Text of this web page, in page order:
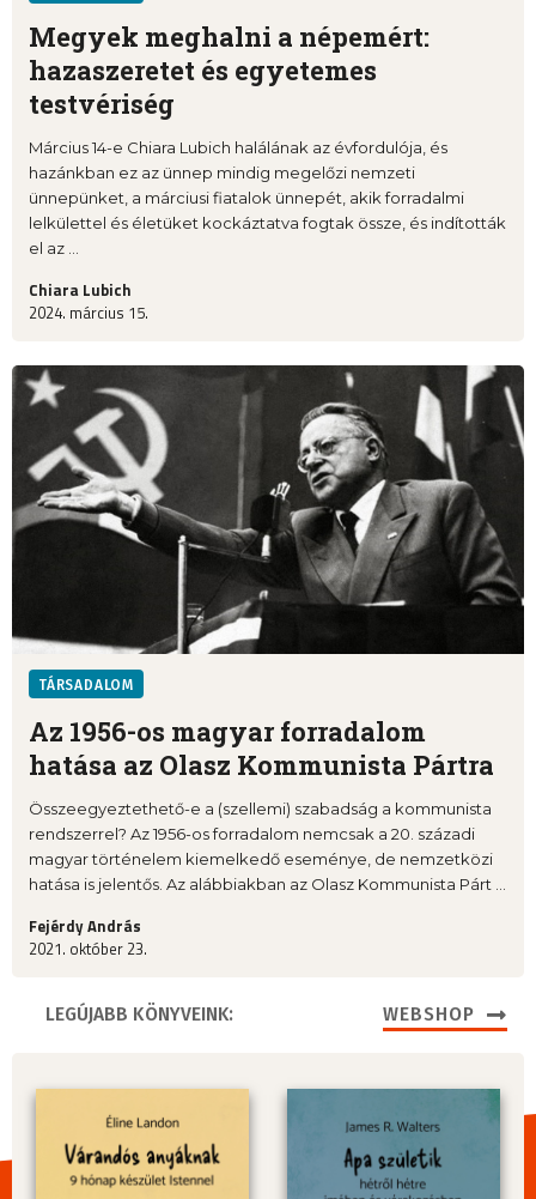
Megyek meghalni a népemért:
hazaszeretet és egyetemes
testvériség
Március 14-e Chiara Lubich halálának az évfordulója, és
hazánkban ez az ünnep mindig megelőzi nemzeti
ünnepünket, a márciusi fiatalok ünnepét, akik forradalmi
lelkülettel és életüket kockáztatva fogtak össze, és indították
el az ...
Chiara Lubich
2024. március 15.
TÁRSADALOM
Az 1956-os magyar forradalom
hatása az Olasz Kommunista Pártra
Összeegyeztethető-e a (szellemi) szabadság a kommunista
rendszerrel? Az 1956-os forradalom nemcsak a 20. századi
magyar történelem kiemelkedő eseménye, de nemzetközi
hatása is jelentős. Az alábbiakban az Olasz Kommunista Párt ...
Fejérdy András
2021. október 23.
LEGÚJABB KÖNYVEINK: WEBSHOP